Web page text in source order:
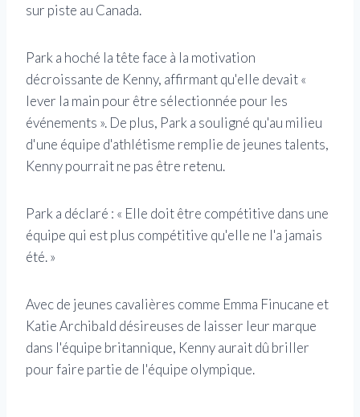
sur piste au Canada.
Park a hoché la tête face à la motivation
décroissante de Kenny, affirmant qu'elle devait «
lever la main pour être sélectionnée pour les
événements ». De plus, Park a souligné qu'au milieu
d'une équipe d'athlétisme remplie de jeunes talents,
Kenny pourrait ne pas être retenu.
Park a déclaré : « Elle doit être compétitive dans une
équipe qui est plus compétitive qu'elle ne l'a jamais
été. »
Avec de jeunes cavalières comme Emma Finucane et
Katie Archibald désireuses de laisser leur marque
dans l'équipe britannique, Kenny aurait dû briller
pour faire partie de l'équipe olympique.